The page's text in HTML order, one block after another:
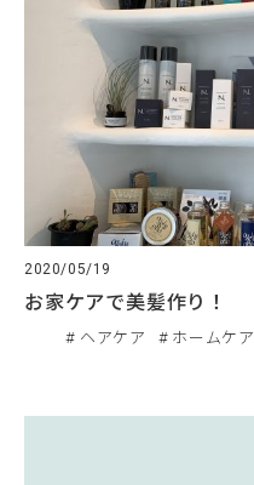
2020/05/19
お家ケアで美髪作り！
ヘアケア ホームケア